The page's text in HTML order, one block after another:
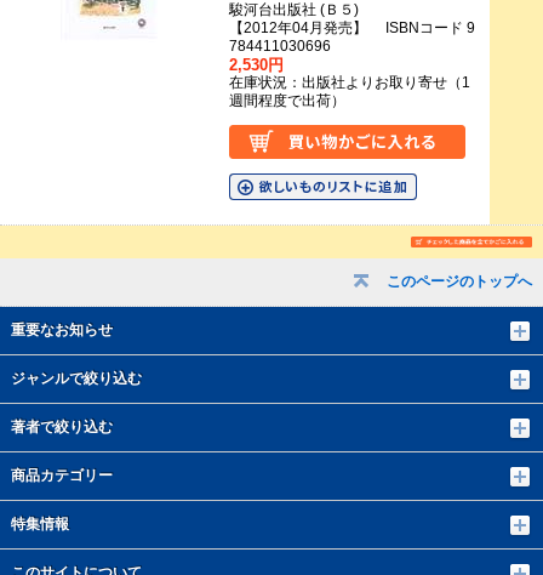
このページのトップへ
重要なお知らせ
ジャンルで絞り込む
著者で絞り込む
商品カテゴリー
特集情報
駿河台出版社 (Ｂ５)
【2012年04月発売】 ISBNコード 9
784411030696
2,530円
在庫状況：出版社よりお取り寄せ（1
週間程度で出荷）